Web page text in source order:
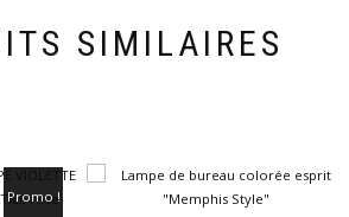
SIMILAIRES
Promo !